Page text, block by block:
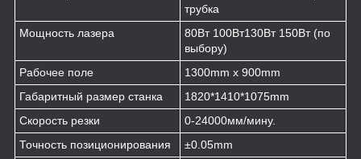
трубка
Мощность лазера
80Вт 100Вт130Вт 150Вт (по
выбору)
Рабочее поле
1300mm x 900mm
Габаритный размер станка
1820*1410*1075mm
Скорость резки
0-24000мм/мину.
Точность позиционирования
±0.05mm